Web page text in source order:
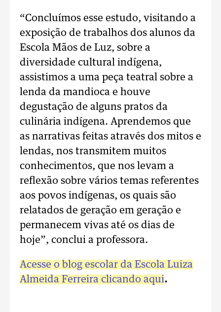
“Concluímos esse estudo, visitando a
exposição de trabalhos dos alunos da
Escola Mãos de Luz, sobre a
diversidade cultural indígena,
assistimos a uma peça teatral sobre a
lenda da mandioca e houve
degustação de alguns pratos da
culinária indígena. Aprendemos que
as narrativas feitas através dos mitos e
lendas, nos transmitem muitos
conhecimentos, que nos levam a
reflexão sobre vários temas referentes
aos povos indígenas, os quais são
relatados de geração em geração e
permanecem vivas até os dias de
hoje”, conclui a professora.
Acesse o blog escolar da Escola Luiza
Almeida Ferreira clicando aqui.